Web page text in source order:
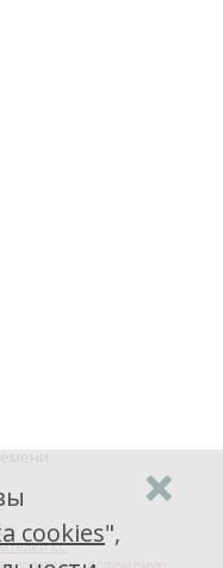
ЕС
получаемую
cookies",